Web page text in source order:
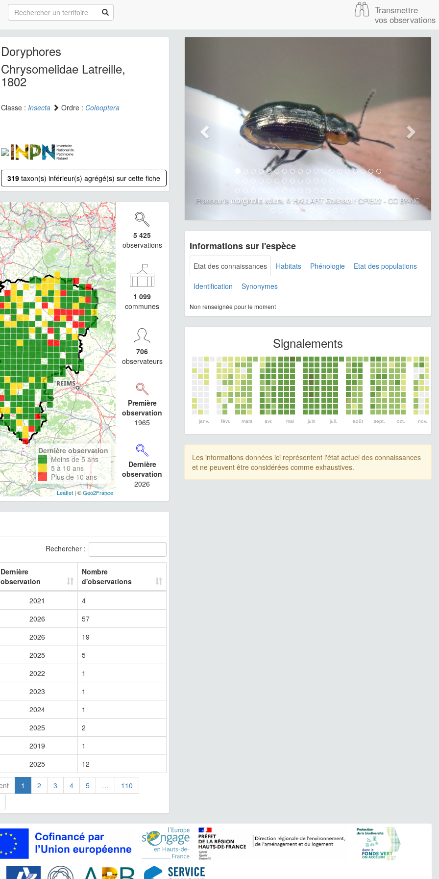
Transmettre
vos observations
Doryphores
Chrysomelidae Latreille,
1802
Classe : Insecta Ordre : Coleoptera
319 taxon(s) inférieur(s) agrégé(s) sur cette fiche
Dernière observation
Moins de 5 ans
5 à 10 ans
Plus de 10 ans
Leaflet| ©Geo2France
5 425
observations
1 099
communes
706
observateurs
Première
observation
1965
Dernière
observation
2026
Rechercher :
Dernière
observation
Nombre
d'observations
2021
4
2026
57
2026
19
2025
5
2022
1
2023
1
2024
1
2025
2
2019
1
2025
12
1 2 3 4 5 … 110
Prasocuris marginella adulte © HALLART Guénael / CPIE02 - CC BY-NC
Informations sur l'espèce
Etat des connaissances Habitats Phénologie Etat des populations
Identification Synonymes
Non renseignée pour le moment
Signalements
janv. févr. mars avr. mai juin juil. août sept. oct. nov.
Les informations données ici représentent l'état actuel des connaissances
et ne peuvent être considérées comme exhaustives.